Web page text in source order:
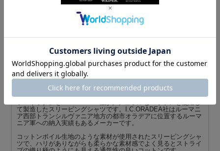
商品名
EER COTTON
商品説明
I.C.ORADEA社製 ルーマニア軍 スリーピングシャツ Vネック SH
WAIPERでも販売経験のある「ルーマニア軍 スリーピングシャ
て製造したスリーピングシャツです。I.C.ORADEA社はルーマニ
ア西部トランシルヴァニア地方の都市オラデアに位置するルーマ
ニア軍への納入実績もあるメーカーです。
コットンボイル生地のような素材が使用されたスリーピングシャ
ツで、ハリがありながらも柔らかな素材感でよく見るとストライ